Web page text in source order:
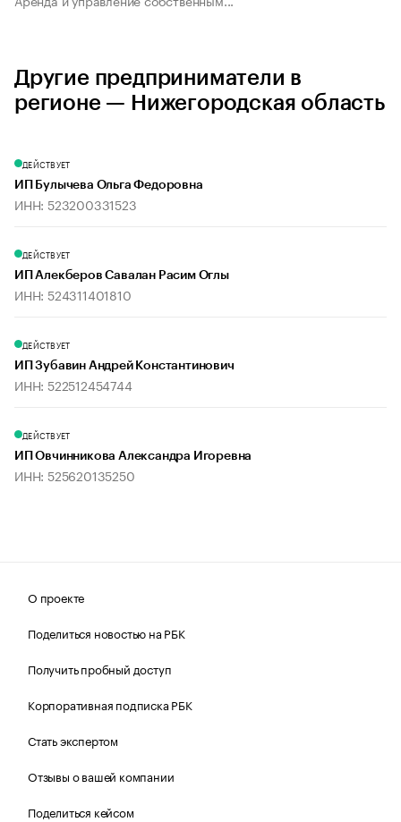
Другие предприниматели в
регионе — Нижегородская область
ДЕЙСТВУЕТ
ИП Булычева Ольга Федоровна
ИНН: 523200331523
ДЕЙСТВУЕТ
ИП Алекберов Савалан Расим Оглы
ИНН: 524311401810
ДЕЙСТВУЕТ
ИП Зубавин Андрей Константинович
ИНН: 522512454744
ДЕЙСТВУЕТ
ИП Овчинникова Александра Игоревна
ИНН: 525620135250
О проекте
Поделиться новостью на РБК
Получить пробный доступ
Корпоративная подписка РБК
Стать экспертом
Отзывы о вашей компании
Поделиться кейсом